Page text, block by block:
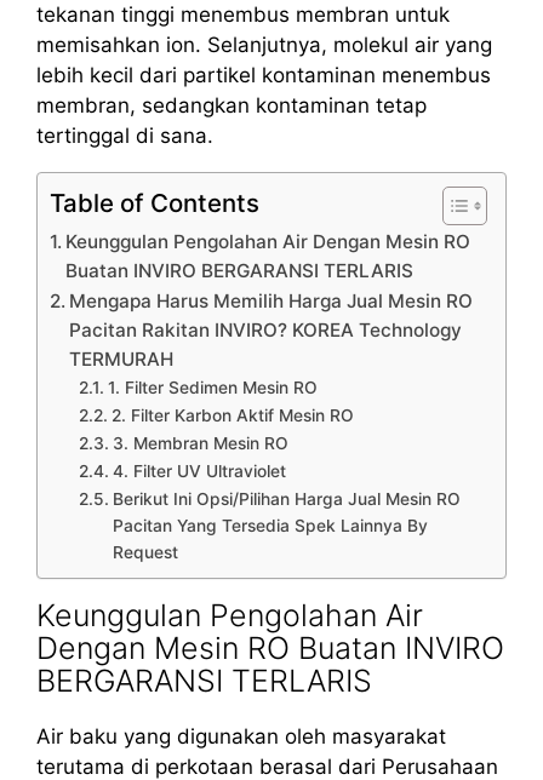
tekanan tinggi menembus membran untuk
memisahkan ion. Selanjutnya, molekul air yang
lebih kecil dari partikel kontaminan menembus
membran, sedangkan kontaminan tetap
tertinggal di sana.
Table of Contents
Keunggulan Pengolahan Air Dengan Mesin RO
Buatan INVIRO BERGARANSI TERLARIS
Mengapa Harus Memilih Harga Jual Mesin RO
Pacitan Rakitan INVIRO? KOREA Technology
TERMURAH
1. Filter Sedimen Mesin RO
2. Filter Karbon Aktif Mesin RO
3. Membran Mesin RO
4. Filter UV Ultraviolet
Berikut Ini Opsi/Pilihan Harga Jual Mesin RO
Pacitan Yang Tersedia Spek Lainnya By
Request
Keunggulan Pengolahan Air
Dengan Mesin RO Buatan INVIRO
BERGARANSI TERLARIS
Air baku yang digunakan oleh masyarakat
terutama di perkotaan berasal dari Perusahaan